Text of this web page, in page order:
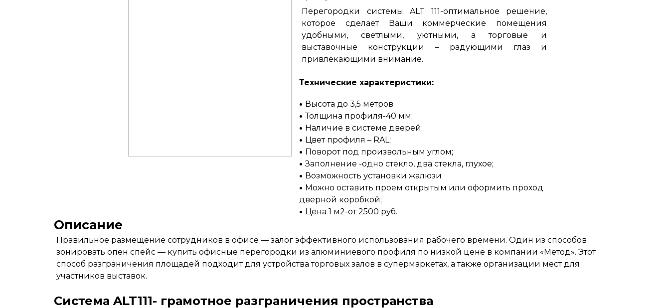
Перегородки системы ALT 111-оптимальное решение,
которое сделает Ваши коммерческие помещения
удобными, светлыми, уютными, а торговые и
выставочные конструкции – радующими глаз и
привлекающими внимание.
Технические характеристики:
Высота до 3,5 метров
Толщина профиля-40 мм;
Наличие в системе дверей;
Цвет профиля – RAL;
Поворот под произвольным углом;
Заполнение -одно стекло, два стекла, глухое;
Возможность установки жалюзи
Можно оставить проем открытым или оформить проход
дверной коробкой;
Цена 1 м2-от 2500 руб.
Описание
Правильное размещение сотрудников в офисе — залог эффективного использования рабочего времени. Один из способов
зонировать опен спейс — купить офисные перегородки из алюминиевого профиля по низкой цене в компании «Метод». Этот
способ разграничения площадей подходит для устройства торговых залов в супермаркетах, а также организации мест для
участников выставок.
Система ALT111- грамотное разграничения пространства